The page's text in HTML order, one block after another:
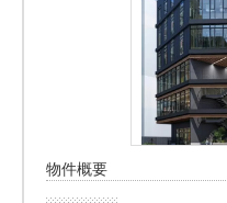
物件概要